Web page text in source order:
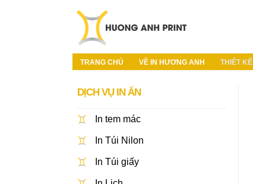
TRANG CHỦ VỀ IN HƯƠNG ANH THIẾT
DỊCH VỤ IN ẤN
In tem mác
In Túi Nilon
In Túi giấy